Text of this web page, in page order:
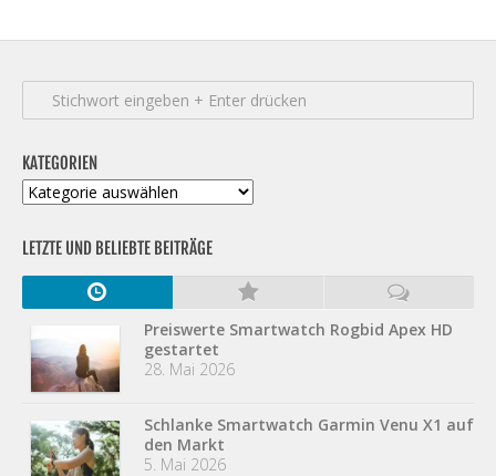
KATEGORIEN
Kategorien
LETZTE UND BELIEBTE BEITRÄGE
Preiswerte Smartwatch Rogbid Apex HD
gestartet
28. Mai 2026
Schlanke Smartwatch Garmin Venu X1 auf
den Markt
5. Mai 2026